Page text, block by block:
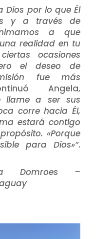
Dios por lo que Él
y a través de
a que
realidad en tu
ocasiones
el deseo de
fue más
Angela,
llame a ser sus
corre hacia Él,
estará contigo
«Porque
para Dios»”.
Domroes –